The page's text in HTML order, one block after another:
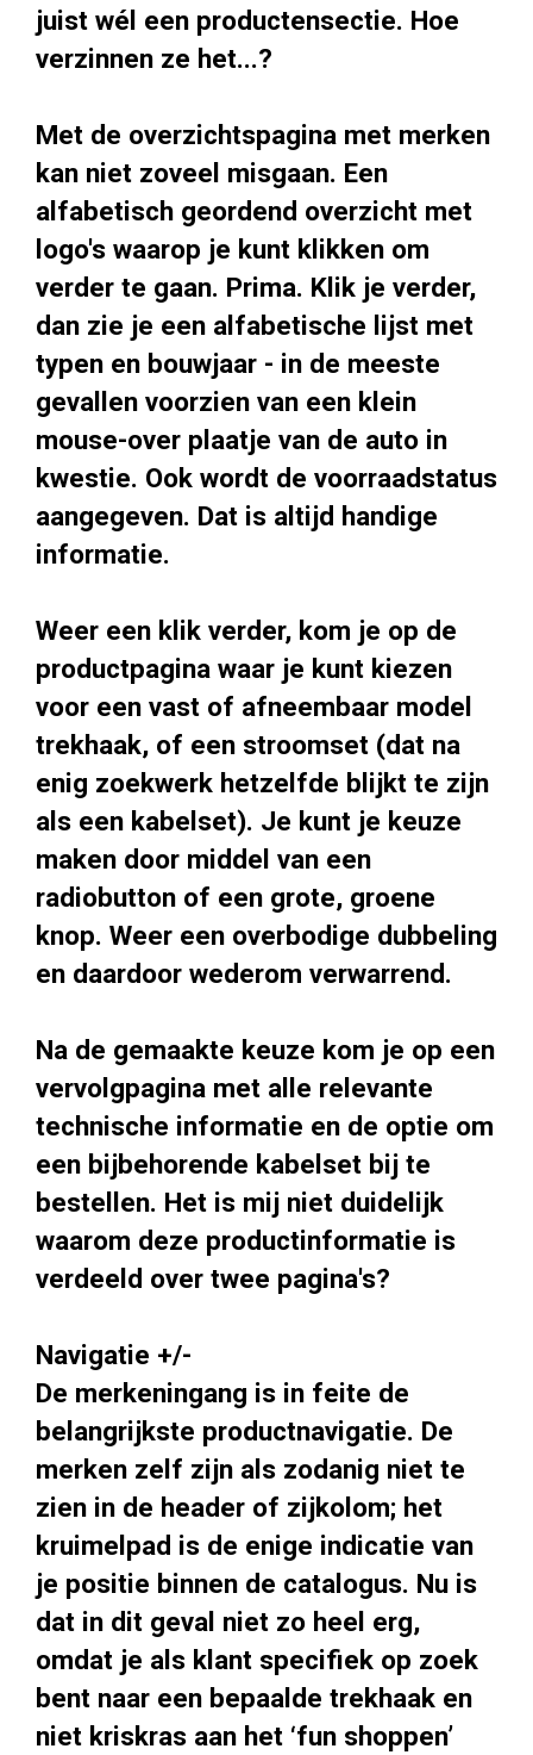
juist wél een productensectie. Hoe
verzinnen ze het...?
Met de overzichtspagina met merken
kan niet zoveel misgaan. Een
alfabetisch geordend overzicht met
logo's waarop je kunt klikken om
verder te gaan. Prima. Klik je verder,
dan zie je een alfabetische lijst met
typen en bouwjaar - in de meeste
gevallen voorzien van een klein
mouse-over plaatje van de auto in
kwestie. Ook wordt de voorraadstatus
aangegeven. Dat is altijd handige
informatie.
Weer een klik verder, kom je op de
productpagina waar je kunt kiezen
voor een vast of afneembaar model
trekhaak, of een stroomset (dat na
enig zoekwerk hetzelfde blijkt te zijn
als een kabelset). Je kunt je keuze
maken door middel van een
radiobutton of een grote, groene
knop. Weer een overbodige dubbeling
en daardoor wederom verwarrend.
Na de gemaakte keuze kom je op een
vervolgpagina met alle relevante
technische informatie en de optie om
een bijbehorende kabelset bij te
bestellen. Het is mij niet duidelijk
waarom deze productinformatie is
verdeeld over twee pagina's?
Navigatie +/-
De merkeningang is in feite de
belangrijkste productnavigatie. De
merken zelf zijn als zodanig niet te
zien in de header of zijkolom; het
kruimelpad is de enige indicatie van
je positie binnen de catalogus. Nu is
dat in dit geval niet zo heel erg,
omdat je als klant specifiek op zoek
bent naar een bepaalde trekhaak en
niet kriskras aan het ‘fun shoppen’